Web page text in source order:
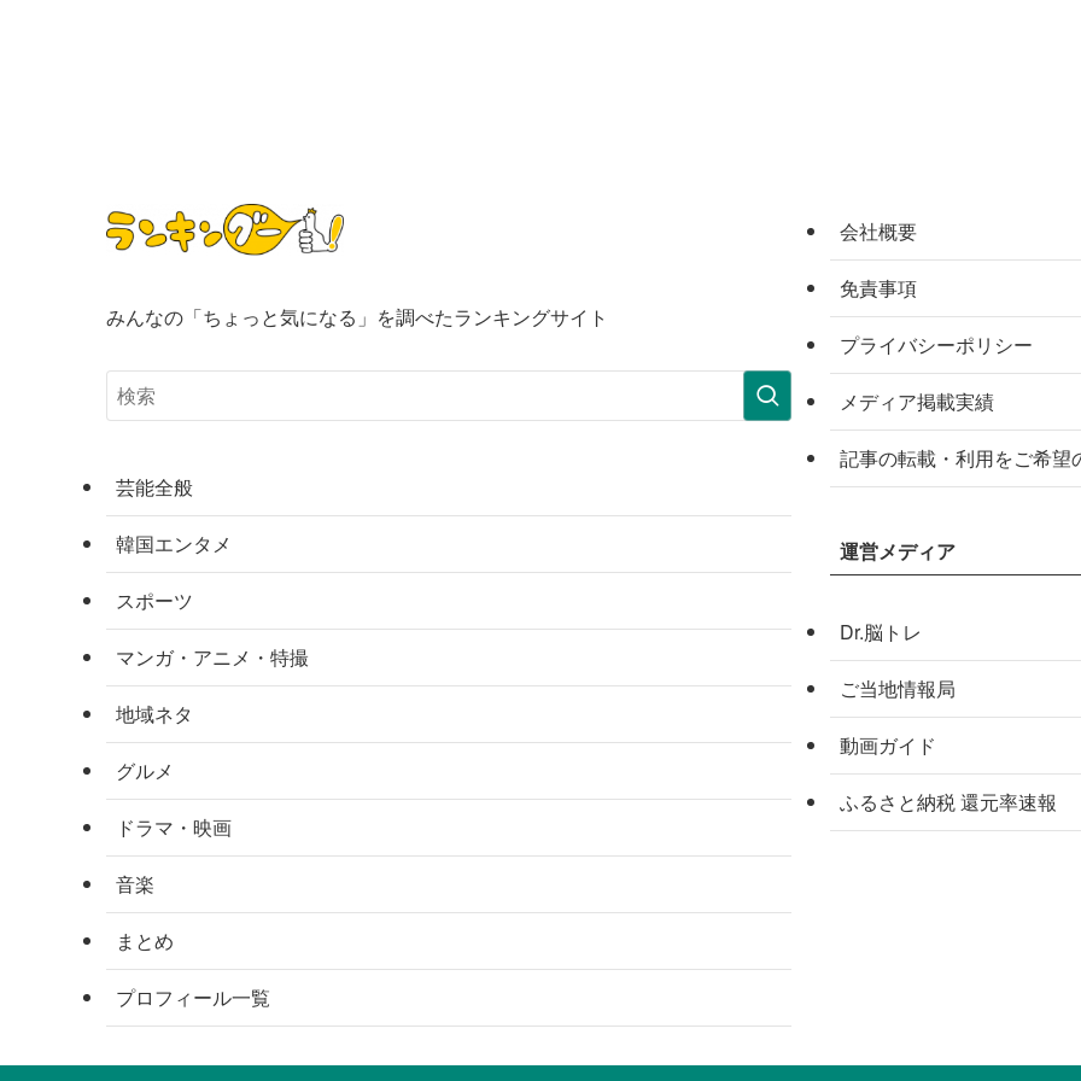
みんなの「ちょっと気になる」を調べたランキングサイト
芸能全般
韓国エンタメ
スポーツ
マンガ・アニメ・特撮
地域ネタ
グルメ
ドラマ・映画
音楽
まとめ
プロフィール一覧
会社概要
免責事項
プライバシーポリシー
メディア掲載実績
記事の転載・利用をご希望
運営メディア
Dr.脳トレ
ご当地情報局
動画ガイド
ふるさと納税 還元率速報